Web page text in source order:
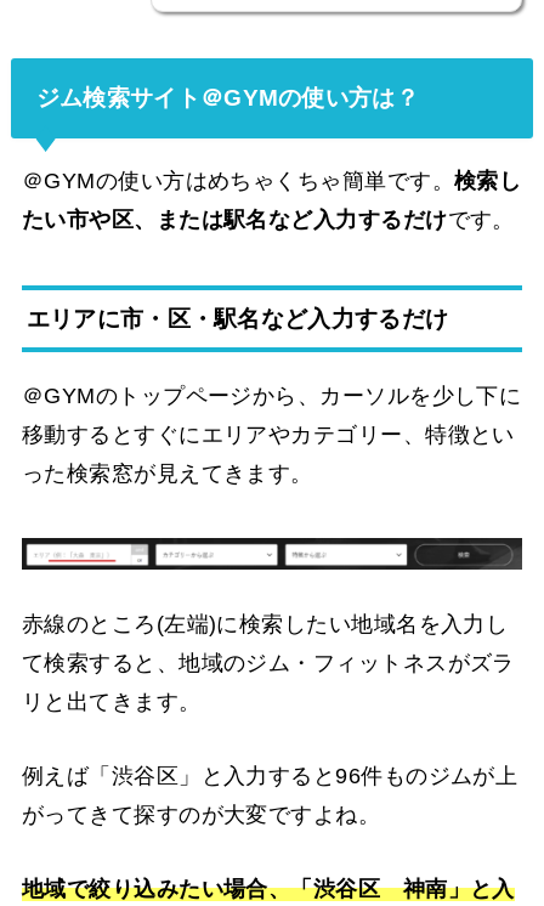
ジム検索サイト＠GYMの使い方は？
＠GYMの使い方はめちゃくちゃ簡単です。 検索し
たい市や区、または駅名など入力するだけです。
エリアに市・区・駅名など入力するだけ
＠GYMのトップページから、カーソルを少し下に
移動するとすぐにエリアやカテゴリー、特徴とい
った検索窓が見えてきます。
赤線のところ(左端)に検索したい地域名を入力し
て検索すると、地域のジム・フィットネスがズラ
リと出てきます。
例えば「渋谷区」と入力すると96件ものジムが上
がってきて探すのが大変ですよね。
地域で絞り込みたい場合、「渋谷区 神南」と入